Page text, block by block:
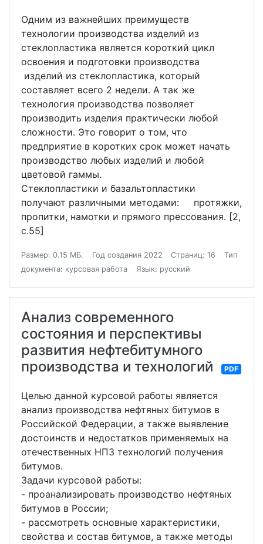
Одним из важнейших преимуществ
технологии производства изделий из
стеклопластика является короткий цикл
освоения и подготовки производства
изделий из стеклопластика, который
составляет всего 2 недели. А так же
технология производства позволяет
производить изделия практически любой
сложности. Это говорит о том, что
предприятие в коротких срок может начать
производство любых изделий и любой
цветовой гаммы.
Стеклопластики и базальтопластики
получают различными методами: протяжки,
пропитки, намотки и прямого прессования. [2,
с.55]
Размер: 0.15 МБ. Год создания 2022 Страниц: 16
Тип
документа: курсовая работа
Язык: русский
Анализ современного
состояния и перспективы
развития нефтебитумного
производства и технологий
PDF
Целью данной курсовой работы является
анализ производства нефтяных битумов в
Российской Федерации, а также выявление
достоинств и недостатков применяемых на
отечественных НПЗ технологий получения
битумов.
Задачи курсовой работы:
- проанализировать производство нефтяных
битумов в России;
- рассмотреть основные характеристики,
свойства и состав битумов, а также методы